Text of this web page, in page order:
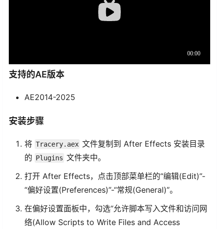
支持的AE版本
AE2014-2025
安装步骤
将 Tracery.aex 文件复制到 After Effects 安装目录
的 Plugins 文件夹中。
打开 After Effects，点击顶部菜单栏的“编辑(Edit)”-
“偏好设置(Preferences)”-“常规(General)”。
在偏好设置面板中，勾选“允许脚本写入文件和访问网
络(Allow Scripts to Write Files and Access